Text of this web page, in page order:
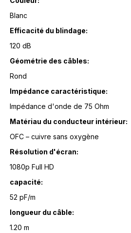
Blanc
Efficacité du blindage:
120 dB
Géométrie des câbles:
Rond
Impédance caractéristique:
Impédance d'onde de 75 Ohm
Matériau du conducteur intérieur:
OFC – cuivre sans oxygène
Résolution d'écran:
1080p Full HD
capacité:
52 pF/m
longueur du câble:
1.20 m